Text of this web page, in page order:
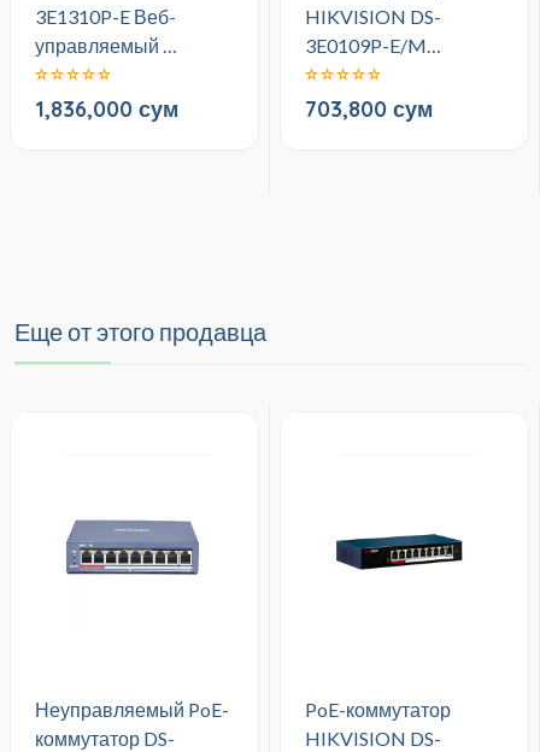
3E1310P-E Веб-
управляемый …
1,836,000 сум
HIKVISION DS-
3E0109P-E/M…
703,800 сум
Еще от этого продавца
Неуправляемый PoE-
коммутатор DS-
PoE-коммутатор
HIKVISION DS-